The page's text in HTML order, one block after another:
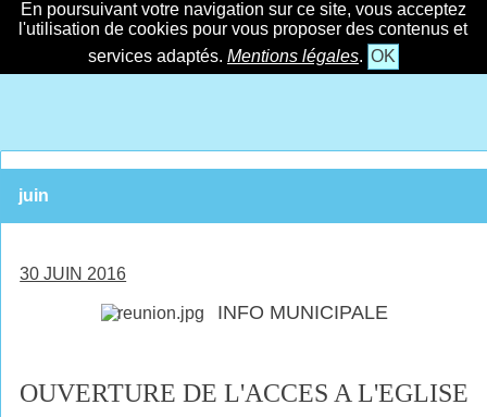
En poursuivant votre navigation sur ce site, vous acceptez
l'utilisation de cookies pour vous proposer des contenus et
services adaptés. Mentions légales. OK
juin
30 JUIN 2016
INFO MUNICIPALE
OUVERTURE DE L'ACCES A L'EGLISE